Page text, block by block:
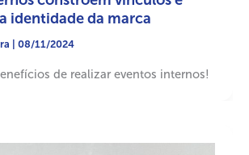
identidade da marca
08/11/2024
de realizar eventos internos!